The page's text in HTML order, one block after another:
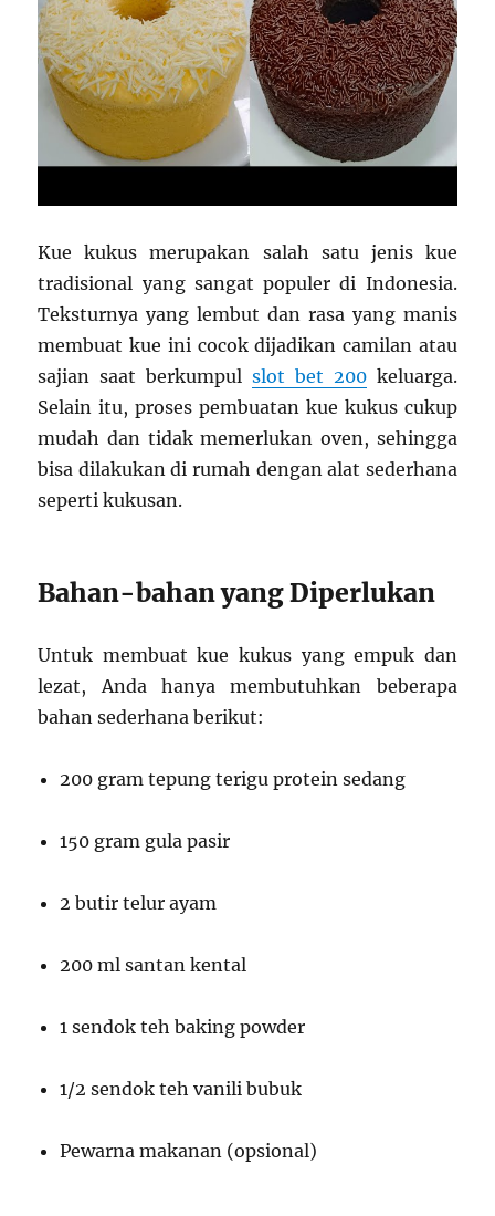
Kue kukus merupakan salah satu jenis kue
tradisional yang sangat populer di Indonesia.
Teksturnya yang lembut dan rasa yang manis
membuat kue ini cocok dijadikan camilan atau
sajian saat berkumpul slot bet 200keluarga.
Selain itu, proses pembuatan kue kukus cukup
mudah dan tidak memerlukan oven, sehingga
bisa dilakukan di rumah dengan alat sederhana
seperti kukusan.
Bahan-bahan yang Diperlukan
Untuk membuat kue kukus yang empuk dan
lezat, Anda hanya membutuhkan beberapa
bahan sederhana berikut:
200 gram tepung terigu protein sedang
150 gram gula pasir
2 butir telur ayam
200 ml santan kental
1 sendok teh baking powder
1/2 sendok teh vanili bubuk
Pewarna makanan (opsional)